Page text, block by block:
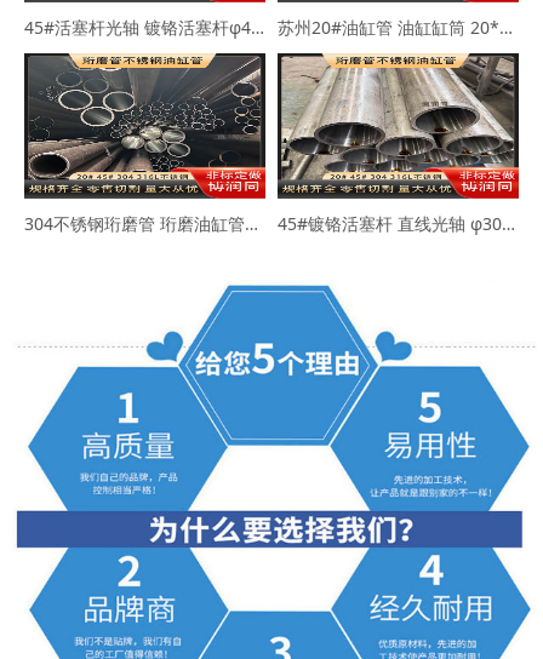
45#活塞杆光轴 镀铬活塞杆φ40-50mm 苏州20#油缸管 油缸缸筒 20*30 40*50
304不锈钢珩磨管 珩磨油缸管63*73 80*89 45#镀铬活塞杆 直线光轴 φ30-45-50mm